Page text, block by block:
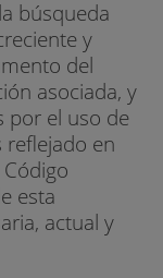
búsqueda
y
del
asociada, y
por el uso de
reflejado en
esta
actual y